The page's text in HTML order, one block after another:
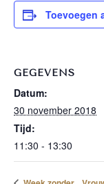
Toevoegen
GEGEVENS
Datum:
30 november 2018
Tijd:
11:30 - 13:30